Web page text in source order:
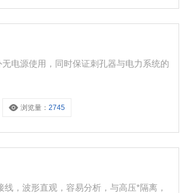
电源使用，同时保证刺孔器与电力系统的
浏览量：2745
，波形直观，容易分析，与高压*隔离，